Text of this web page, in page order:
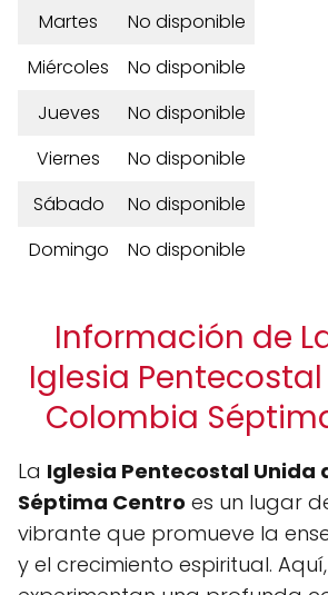
Martes
No disponible
Miércoles
No disponible
Jueves
No disponible
Viernes
No disponible
Sábado
No disponible
Domingo
No disponible
Información de
Iglesia
Colombia
La Iglesia Pentecostal Unida
Séptima Centro es un lugar
vibrante que promueve la
y el crecimiento espiritual.